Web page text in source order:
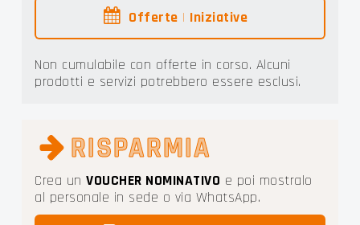
Offerte | Iniziative
Non cumulabile con offerte in corso. Alcuni
prodotti e servizi potrebbero essere esclusi.
RISPARMIA
Crea unVOUCHER NOMINATIVO e poi mostralo
al personale in sede o via WhatsApp.